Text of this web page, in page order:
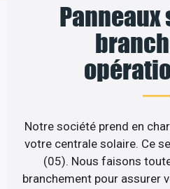
Notre société prend en
votre centrale solaire. Ce
(05). Nous faisons
branchement pour assurer